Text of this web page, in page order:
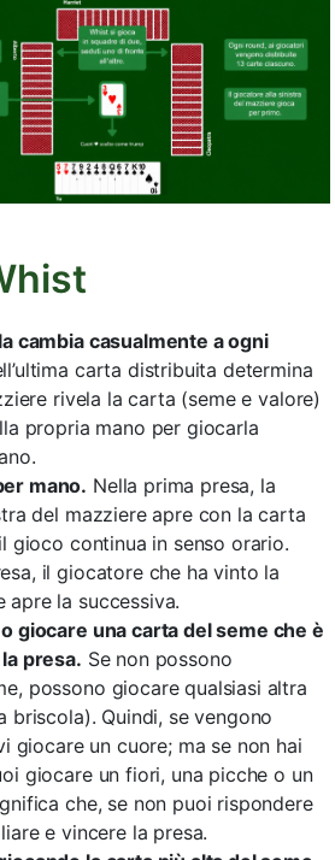
cambia casualmente a ogni
carta distribuita determina
rivela la carta (seme e valore)
propria mano per giocarla
mano. Nella prima presa, la
del mazziere apre con la carta
gioco continua in senso orario.
il giocatore che ha vinto la
apre la successiva.
giocare una carta del seme che è
presa. Se non possono
possono giocare qualsiasi altra
briscola). Quindi, se vengono
giocare un cuore; ma se non hai
giocare un fiori, una picche o un
che, se non puoi rispondere
e vincere la presa.